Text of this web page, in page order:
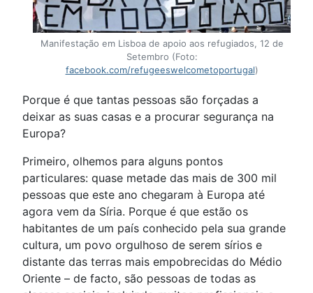
Manifestação em Lisboa de apoio aos refugiados, 12 de
Setembro (Foto:
facebook.com/refugeeswelcometoportugal)
Porque é que tantas pessoas são forçadas a
deixar as suas casas e a procurar segurança na
Europa?
Primeiro, olhemos para alguns pontos
particulares: quase metade das mais de 300 mil
pessoas que este ano chegaram à Europa até
agora vem da Síria. Porque é que estão os
habitantes de um país conhecido pela sua grande
cultura, um povo orgulhoso de serem sírios e
distante das terras mais empobrecidas do Médio
Oriente – de facto, são pessoas de todas as